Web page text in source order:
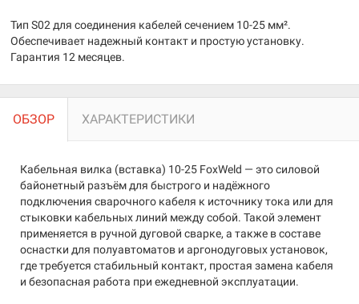
Тип S02 для соединения кабелей сечением 10-25 мм².
Обеспечивает надежный контакт и простую установку.
Гарантия 12 месяцев.
ОБЗОР ХАРАКТЕРИСТИКИ
Кабельная вилка (вставка) 10-25 FoxWeld — это силовой
байонетный разъём для быстрого и надёжного
подключения сварочного кабеля к источнику тока или для
стыковки кабельных линий между собой. Такой элемент
применяется в ручной дуговой сварке, а также в составе
оснастки для полуавтоматов и аргонодуговых установок,
где требуется стабильный контакт, простая замена кабеля
и безопасная работа при ежедневной эксплуатации.